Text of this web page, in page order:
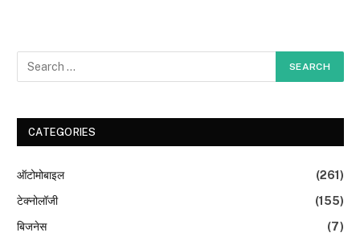
CATEGORIES
ऑटोमोबाइल
(261)
टेक्नोलॉजी
(155)
बिजनेस
(7)